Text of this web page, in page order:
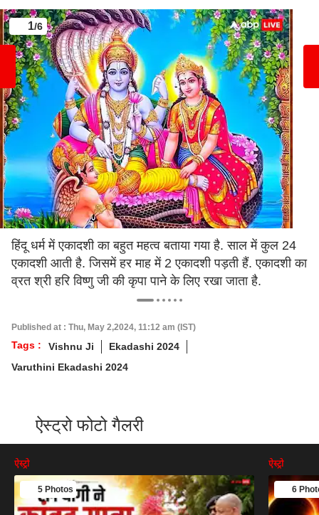
1/6
हिंदू धर्म में एकादशी का बहुत महत्व बताया गया है. साल में कुल 24
एकादशी आती है. जिसमें हर माह में 2 एकादशी पड़ती हैं. एकादशी का
व्रत श्री हरि विष्णु जी की कृपा पाने के लिए रखा जाता है.
Published at : Thu, May 2,2024, 11:12 am (IST)
Tags : Vishnu Ji
Ekadashi 2024
Varuthini Ekadashi 2024
ऐस्ट्रो फोटो गैलरी
ऐस्ट्रो
5 Photos
ऐस्ट्रो
6